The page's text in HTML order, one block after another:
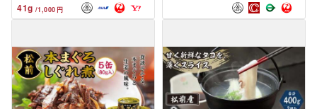
41g /1,000 円